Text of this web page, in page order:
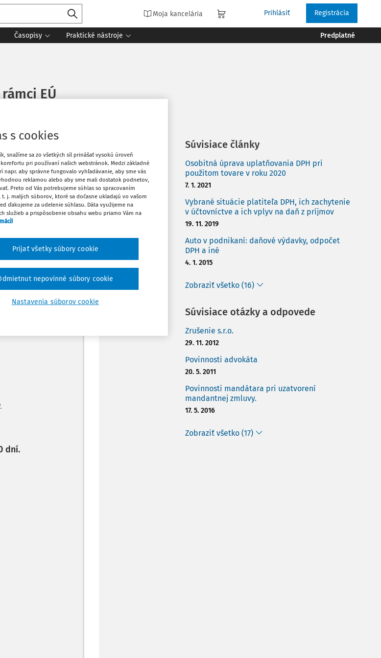
Moja kancelária Prihlásiť Registrácia
Časopisy Praktické nástroje Predplatné
EÚ
zaujímavú zákazku v
následný predaj do
DPH. Počítače
do Rakúska.
pri dovoze tohto
tovaru rakúskemu
Vo všetkých
dní.
Vytlačiť
Obľúbené
Zdieľať
Súvisiace články
Osobitná úprava uplatňovania DPH pri
použitom tovare v roku 2020
7. 1. 2021
Vybrané situácie platiteľa DPH, ich zachytenie
v účtovníctve a ich vplyv na daň z príjmov
19. 11. 2019
Auto v podnikaní: daňové výdavky, odpočet
DPH a iné
4. 1. 2015
Zobraziť všetko (16)
Súvisiace otázky a odpovede
Zrušenie s.r.o.
29. 11. 2012
Povinnosti advokáta
20. 5. 2011
Povinnosti mandátara pri uzatvorení
mandantnej zmluvy.
17. 5. 2016
Zobraziť všetko (17)
s cookies
snažíme sa zo všetkých síl prinášať vysokú úroveň
pri používaní našich webstránok. Medzi základné
napr. aby správne fungovalo vyhľadávanie, aby sme vás
reklamou alebo aby sme mali dostatok podnetov,
Preto od Vás potrebujeme súhlas so spracovaním
j. malých súborov, ktoré sa dočasne ukladajú vo vašom
ďakujeme za udelenie súhlasu. Dáta využijeme na
služieb a prispôsobenie obsahu webu priamo Vám na
Nastavenia súborov cookie
nepovinné súbory cookie
Prijať všetky súbory cookie